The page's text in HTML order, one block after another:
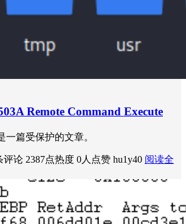
Remote Command Execute
篇受保护的文章。
评论 2387点热度 0人点赞 hu1y40 阅读全